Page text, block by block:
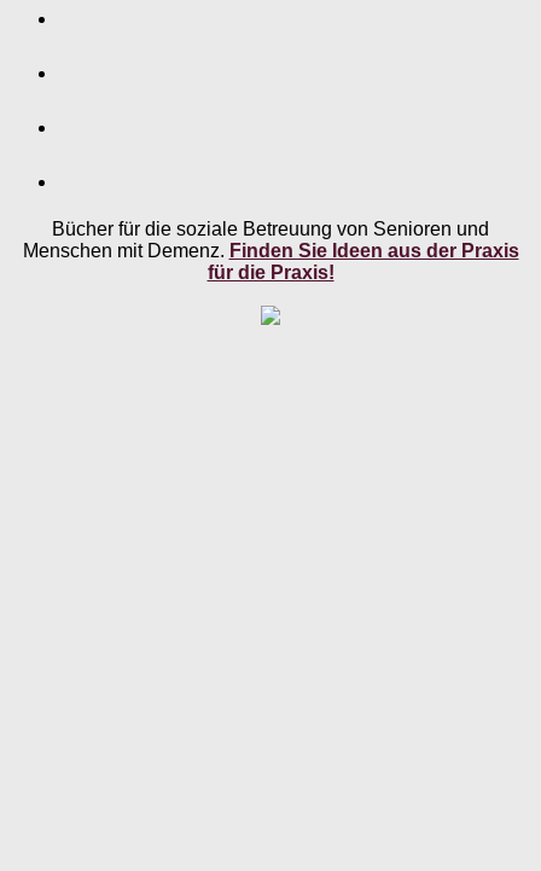
Bücher für die soziale Betreuung von Senioren und
Menschen mit Demenz. Finden Sie Ideen aus der Praxis
für die Praxis!